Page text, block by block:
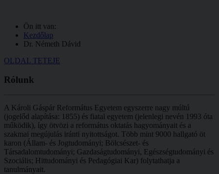
Ön itt van:
Kezdőlap
Dr. Németh Dávid
OLDAL TETEJE
Rólunk
A Károli Gáspár Református Egyetem egyszerre nagy múltú
(jogelőd alapítása: 1855) és fiatal egyetem (jelenlegi nevén 1993 óta
működik), így ötvözi a református oktatás hagyományait és a
szakmai megújulás iránti nyitottságot. Több mint 9000 hallgató öt
karon (Állam- és Jogtudományi; Bölcsészet- és
Társadalomtudományi; Gazdaságtudományi, Egészségtudományi és
Szociális; Hittudományi és Pedagógiai Kar) folytathatja a
tanulmányait.